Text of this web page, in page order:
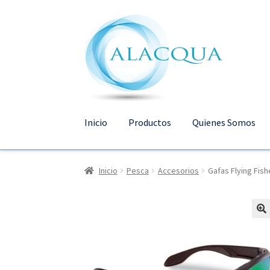
la
navegación
al
contenido
Inicio Productos Quienes Somos
Inicio Pesca Accesorios Gafas Flying